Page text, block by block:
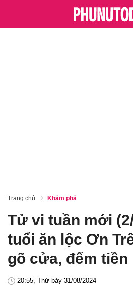
Trang chủ Khám phá
Tử vi tuần mới
tuổi ăn lộc Ơn
gõ cửa, đếm tiền
20:55, Thứ bảy 31/08/2024